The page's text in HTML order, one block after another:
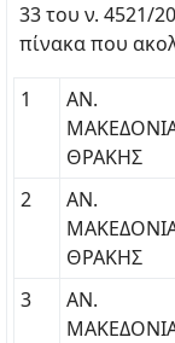
33 του ν. 4521/
πίνακα που
1
ΑΝ.
ΘΡΑΚΗΣ
2
ΑΝ.
ΘΡΑΚΗΣ
3
ΑΝ.